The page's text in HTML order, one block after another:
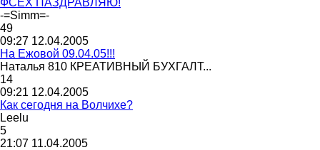
-=Simm=-
49
09:27 12.04.2005
На Ежовой 09.04.05!!!
Наталья 810 КРЕАТИВНЫЙ БУХГАЛТ...
14
09:21 12.04.2005
Как сегодня на Волчихе?
Leelu
5
21:07 11.04.2005